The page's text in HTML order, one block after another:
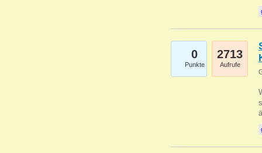
0
Punkte
2713
Aufrufe